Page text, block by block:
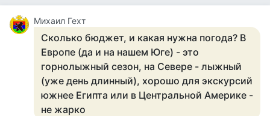
Михаил Гехт
Сколько бюджет, и какая нужна погода? В
Европе (да и на нашем Юге) - это
горнолыжный сезон, на Севере - лыжный
(уже день длинный), хорошо для экскурсий
южнее Египта или в Центральной Америке -
не жарко